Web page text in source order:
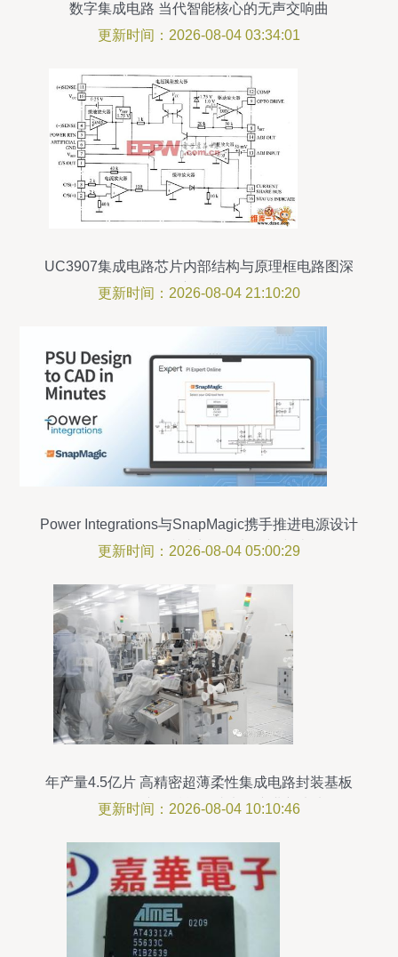
数字集成电路 当代智能核心的无声交响曲
更新时间：2026-08-04 03:34:01
UC3907集成电路芯片内部结构与原理框电路图深
度解析
更新时间：2026-08-04 21:10:20
Power Integrations与SnapMagic携手推进电源设计
自动化 IC集成助力智能电网新突破
更新时间：2026-08-04 05:00:29
年产量4.5亿片 高精密超薄柔性集成电路封装基板
项目即将投产，赋能集成电路产业新未来
更新时间：2026-08-04 10:10:46